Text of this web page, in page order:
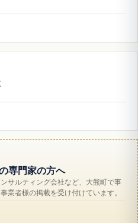
専門家の方へ
サルティング会社など、大熊町で事
業者様の掲載を受け付けています。